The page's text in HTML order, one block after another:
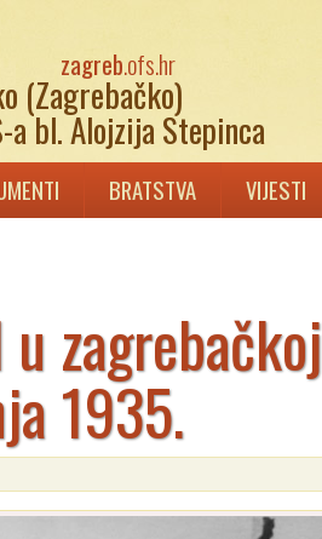
zagreb.ofs.hr
(Zagrebačko)
a bl. Alojzija Stepinca
BRATSTVA VIJESTI
zagrebačkoj
1935.